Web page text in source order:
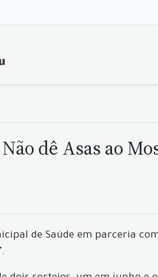
dê Asas ao
de Saúde em parceria